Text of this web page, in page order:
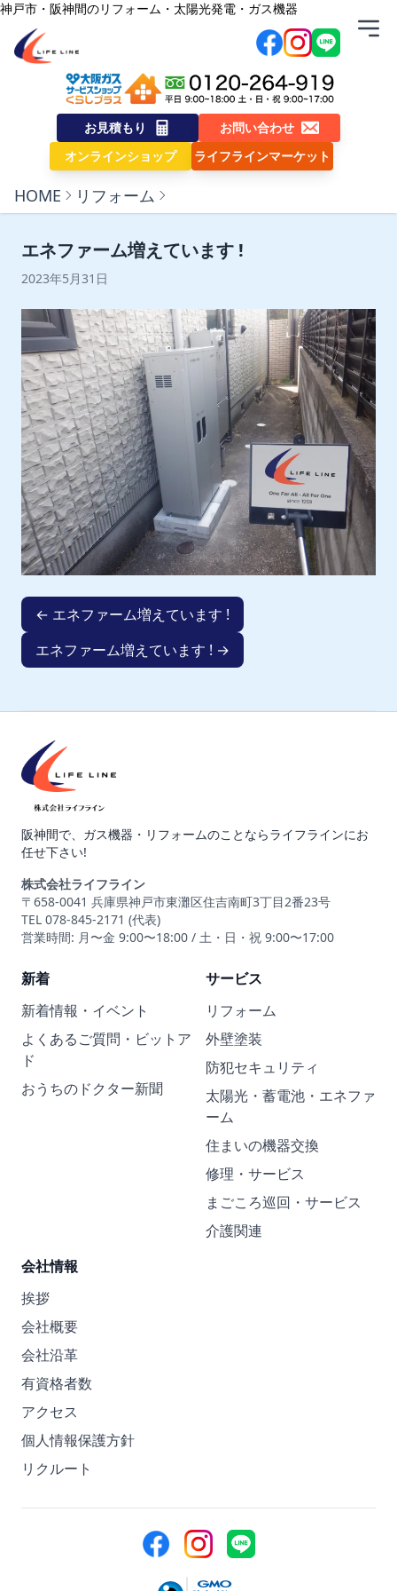
内容をスキップ
神戸市・阪神間のリフォーム・太陽光発電・ガス機器
株式会社ライフライン
お見積もり
お問い合わせ
オンラインショップ
ライフラインマーケット
HOME リフォーム
エネファーム増えています !
2023年5月31日
← エネファーム増えています !
エネファーム増えています ! →
阪神間で、ガス機器・リフォームのことならライフラインにお
任せ下さい!
株式会社ライフライン
〒658-0041 兵庫県神戸市東灘区住吉南町3丁目2番23号
TEL 078-845-2171 (代表)
営業時間: 月〜金 9:00〜18:00 / 土・日・祝 9:00〜17:00
新着
新着情報・イベント
よくあるご質問・ビットア
ド
おうちのドクター新聞
サービス
リフォーム
外壁塗装
防犯セキュリティ
太陽光・蓄電池・エネファ
ーム
住まいの機器交換
修理・サービス
まごころ巡回・サービス
介護関連
会社情報
挨拶
会社概要
会社沿革
有資格者数
アクセス
個人情報保護方針
リクルート